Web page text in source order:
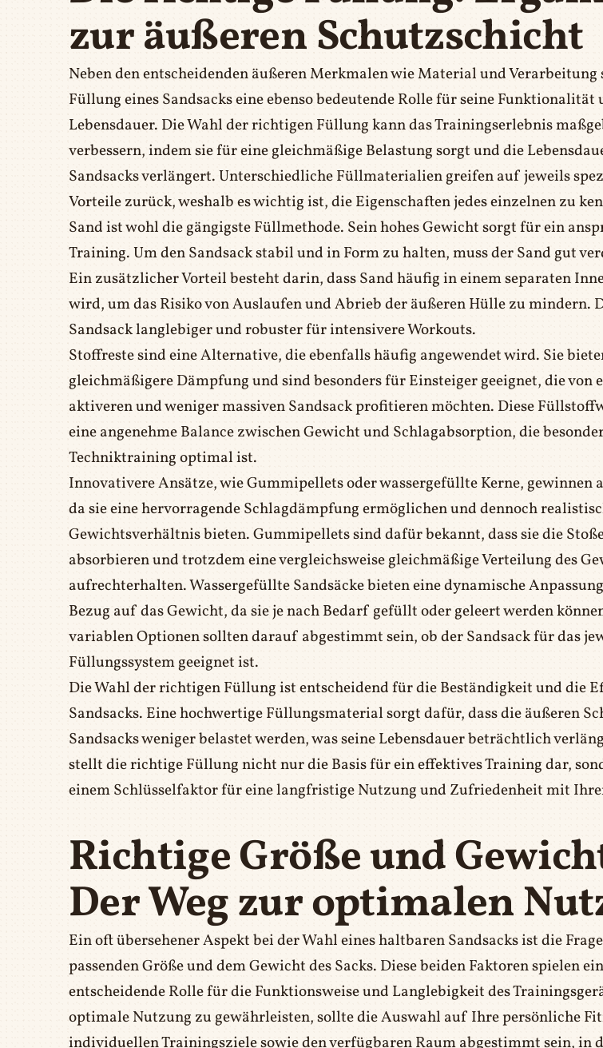
zur äußeren Schutzschicht
Neben den entscheidenden äußeren Merkmalen wie Material und
Füllung eines Sandsacks eine ebenso bedeutende Rolle für seine Funktionalität
Lebensdauer. Die Wahl der richtigen Füllung kann das Trainingserlebnis
verbessern, indem sie für eine gleichmäßige Belastung sorgt und die
Sandsacks verlängert. Unterschiedliche Füllmaterialien greifen auf jeweils
Vorteile zurück, weshalb es wichtig ist, die Eigenschaften jedes einzelnen zu
Sand ist wohl die gängigste Füllmethode. Sein hohes Gewicht sorgt für ein
Training. Um den Sandsack stabil und in Form zu halten, muss der Sand gut
Ein zusätzlicher Vorteil besteht darin, dass Sand häufig in einem separaten
wird, um das Risiko von Auslaufen und Abrieb der äußeren Hülle zu mindern.
Sandsack langlebiger und robuster für intensivere Workouts.
Stoffreste sind eine Alternative, die ebenfalls häufig angewendet wird. Sie
gleichmäßigere Dämpfung und sind besonders für Einsteiger geeignet, die von
aktiveren und weniger massiven Sandsack profitieren möchten. Diese
eine angenehme Balance zwischen Gewicht und Schlagabsorption, die
Techniktraining optimal ist.
Innovativere Ansätze, wie Gummipellets oder wassergefüllte Kerne, gewinnen
da sie eine hervorragende Schlagdämpfung ermöglichen und dennoch
Gewichtsverhältnis bieten. Gummipellets sind dafür bekannt, dass sie die
absorbieren und trotzdem eine vergleichsweise gleichmäßige Verteilung des
aufrechterhalten. Wassergefüllte Sandsäcke bieten eine dynamische
Bezug auf das Gewicht, da sie je nach Bedarf gefüllt oder geleert werden
variablen Optionen sollten darauf abgestimmt sein, ob der Sandsack für das
Füllungssystem geeignet ist.
Die Wahl der richtigen Füllung ist entscheidend für die Beständigkeit und die
Sandsacks. Eine hochwertige Füllungsmaterial sorgt dafür, dass die äußeren
Sandsacks weniger belastet werden, was seine Lebensdauer beträchtlich
stellt die richtige Füllung nicht nur die Basis für ein effektives Training dar,
einem Schlüsselfaktor für eine langfristige Nutzung und Zufriedenheit mit
Richtige Größe und
Der Weg zur optimalen
Ein oft übersehener Aspekt bei der Wahl eines haltbaren Sandsacks ist die
passenden Größe und dem Gewicht des Sacks. Diese beiden Faktoren spielen
entscheidende Rolle für die Funktionsweise und Langlebigkeit des
optimale Nutzung zu gewährleisten, sollte die Auswahl auf Ihre persönliche
individuellen Trainingsziele sowie den verfügbaren Raum abgestimmt sein, in